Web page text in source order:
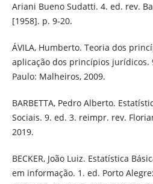
Ariani Bueno Sudatti. 4. ed. rev.
[1958]. p. 9-20.
ÁVILA, Humberto. Teoria dos
aplicação dos princípios jurídicos.
Paulo: Malheiros, 2009.
BARBETTA, Pedro Alberto.
Sociais. 9. ed. 3. reimpr. rev.
2019.
BECKER, João Luiz. Estatística
em informação. 1. ed. Porto